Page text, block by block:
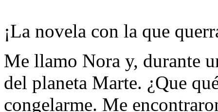
¡La novela con la que
Me llamo Nora y, durante
del planeta Marte. ¿Que
congelarme. Me